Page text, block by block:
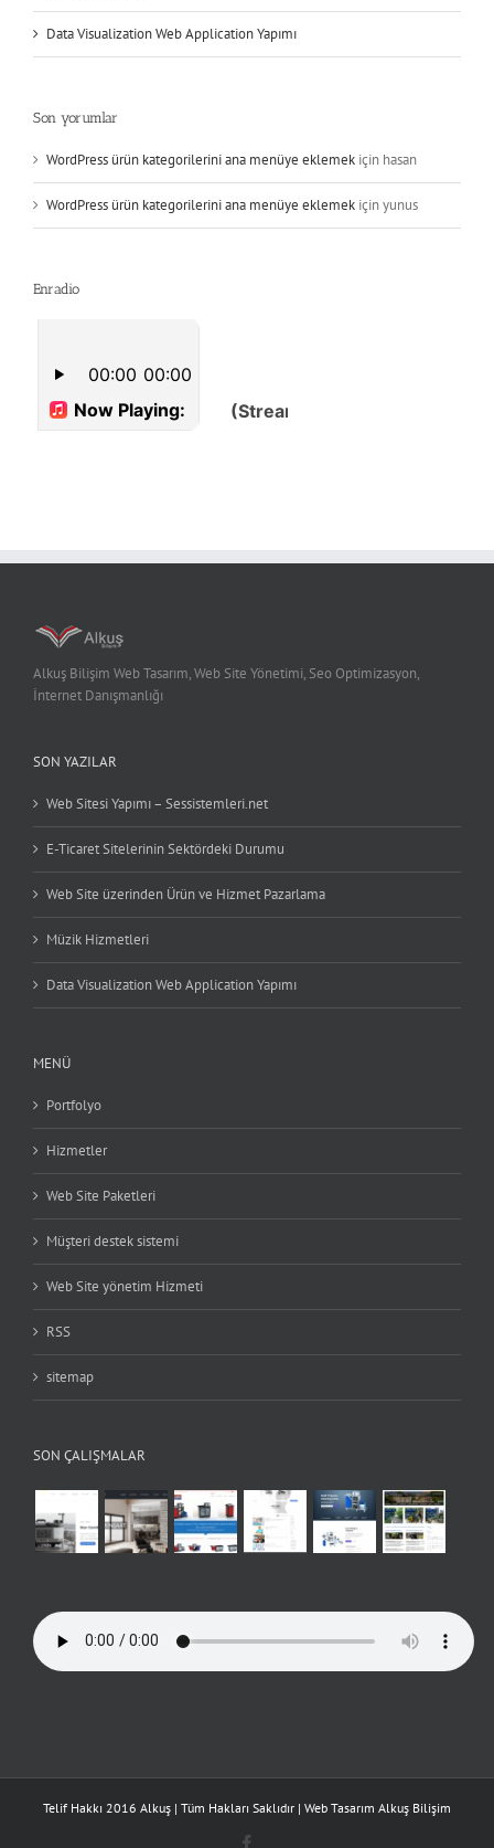
Data Visualization Web Application Yapımı
Son yorumlar
WordPress ürün kategorilerini ana menüye eklemek için hasan
WordPress ürün kategorilerini ana menüye eklemek içinyunus
Enradio
Alkuş Bilişim Web Tasarım, Web Site Yönetimi, Seo Optimizasyon,
İnternet Danışmanlığı
SON YAZILAR
Web Sitesi Yapımı – Sessistemleri.net
E-Ticaret Sitelerinin Sektördeki Durumu
Web Site üzerinden Ürün ve Hizmet Pazarlama
Müzik Hizmetleri
Data Visualization Web Application Yapımı
MENÜ
Portfolyo
Hizmetler
Web Site Paketleri
Müşteri destek sistemi
Web Site yönetim Hizmeti
RSS
sitemap
SON ÇALIŞMALAR
Telif Hakkı 2016 Alkuş | Tüm Hakları Saklıdır | Web Tasarım Alkuş Bilişim